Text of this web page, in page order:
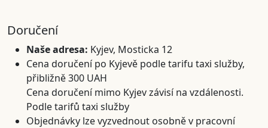
Doručení
Naše adresa: Kyjev, Mosticka 12
Cena doručení po Kyjevě podle tarifu taxi služby,
přibližně 300 UAH
Cena doručení mimo Kyjev závisí na vzdálenosti.
Podle tarifů taxi služby
Objednávky lze vyzvednout osobně v pracovní